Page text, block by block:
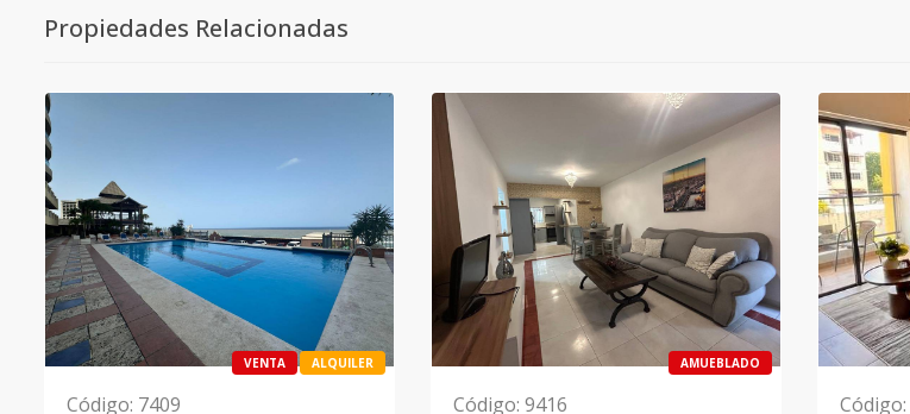
Propiedades Relacionadas
VENTA ALQUILER
Código: 7409
AMUEBLADO
Código: 9416 Código: